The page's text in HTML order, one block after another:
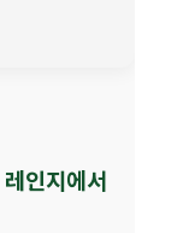
인지에서